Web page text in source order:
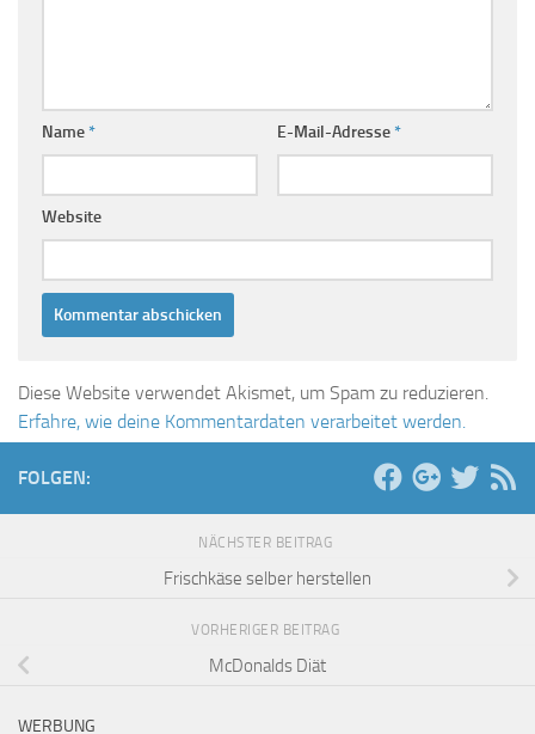
Name* E-Mail-Adresse*
Website
Diese Website verwendet Akismet, um Spam zu reduzieren.
Erfahre, wie deine Kommentardaten verarbeitet werden.
FOLGEN:
NÄCHSTER BEITRAG
Frischkäse selber herstellen
VORHERIGER BEITRAG
McDonalds Diät
WERBUNG